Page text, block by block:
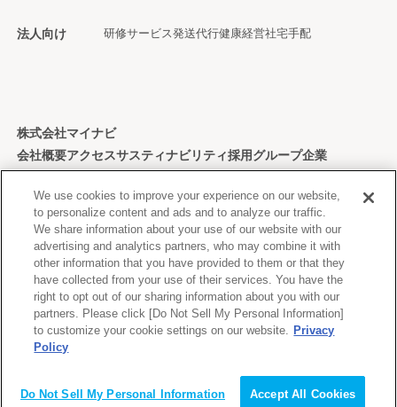
法人向け 研修サービス発送代行健康経営社宅手配
株式会社マイナビ
会社概要アクセスサスティナビリティ採用グループ企業
Copyright © Mynavi Corporation
We use cookies to improve your experience on our website,
to personalize content and ads and to analyze our traffic.
We share information about your use of our website with our
advertising and analytics partners, who may combine it with
other information that you have provided to them or that they
have collected from your use of their services. You have the
right to opt out of our sharing information about you with our
partners. Please click [Do Not Sell My Personal Information]
to customize your cookie settings on our website. Privacy
Policy
Do Not Sell My Personal Information Accept All Cookies